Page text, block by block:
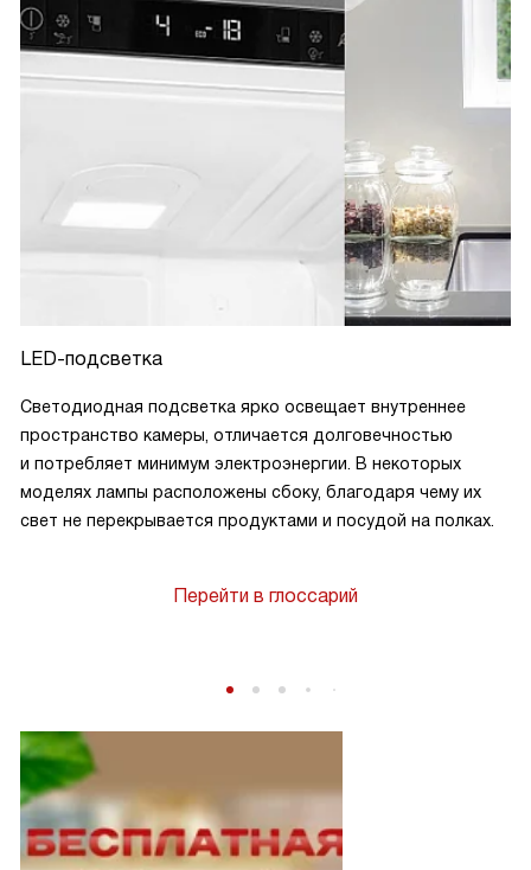
LED-подсветка
Светодиодная подсветка ярко освещает внутреннее
пространство камеры, отличается долговечностью
и потребляет минимум электроэнергии. В некоторых
моделях лампы расположены сбоку, благодаря чему их
свет не перекрывается продуктами и посудой на полках.
Перейти в глоссарий